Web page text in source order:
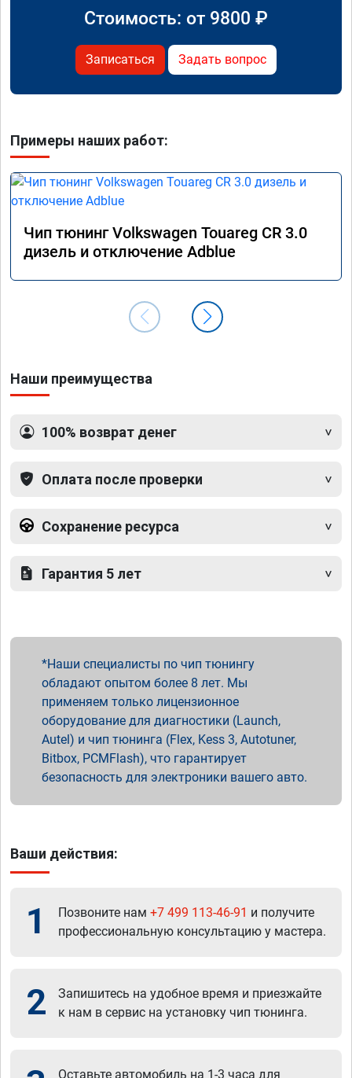
Стоимость: от 9800 ₽
Записаться Задать вопрос
Примеры наших работ:
Чип тюнинг Volkswagen Touareg CR 3.0
дизель и отключение Adblue
Наши преимущества
100% возврат денег
Оплата после проверки
Сохранение ресурса
Гарантия 5 лет
Наши специалисты по чип тюнингу
обладают опытом более 8 лет. Мы
применяем только лицензионное
оборудование для диагностики (Launch,
Autel) и чип тюнинга (Flex, Kess 3, Autotuner,
Bitbox, PCMFlash), что гарантирует
безопасность для электроники вашего авто.
Ваши действия:
1 Позвоните нам +7 499 113-46-91 и получите
профессиональную консультацию у мастера.
2
Запишитесь на удобное время и приезжайте
к нам в сервис на установку чип тюнинга.
Оставьте автомобиль на 1-3 часа для